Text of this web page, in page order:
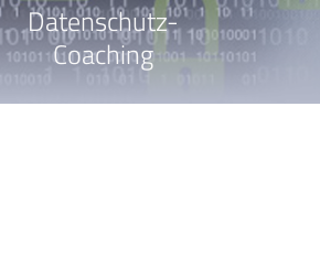
Datenschutz-
Coaching